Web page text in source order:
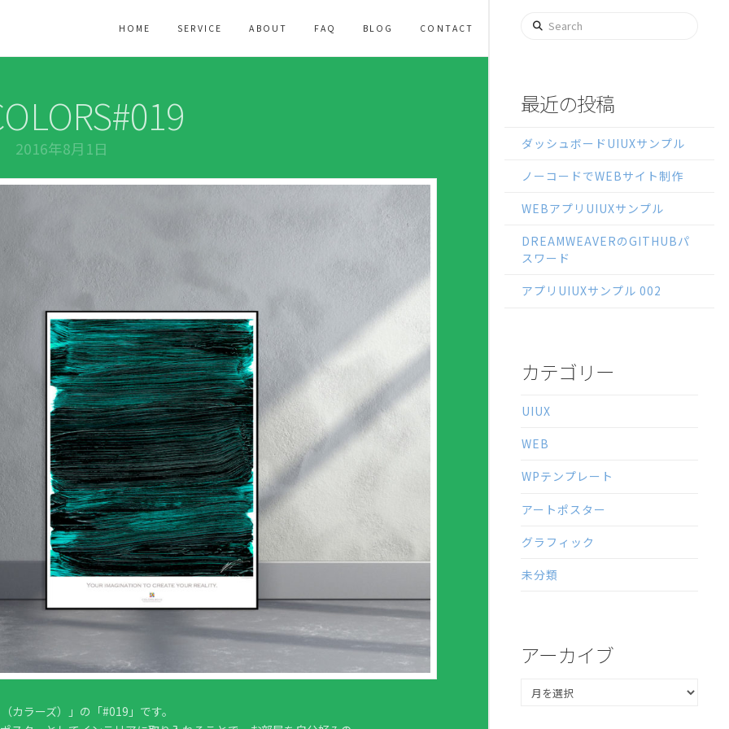
HOME SERVICE ABOUT FAQ BLOG CONTACT
2016年8月1日
カラーズ）」の「#019」です。
Search
最近の投稿
ダッシュボードUIUXサンプル
ノーコードでWEBサイト制作
WEBアプリUIUXサンプル
DREAMWEAVERのGITHUBパ
スワード
アプリUIUXサンプル 002
カテゴリー
UIUX
WEB
WPテンプレート
アートポスター
グラフィック
未分類
アーカイブ